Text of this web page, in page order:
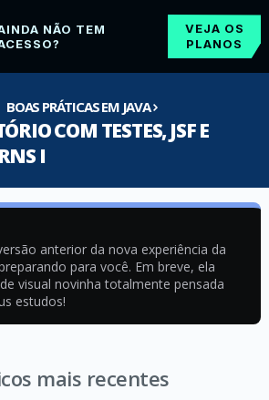
NÃO TEM
VEJA OS
PLANOS
BOAS PRÁTICAS EM JAVA
COM TESTES, JSF E
I
anterior da nova experiência da
para você. Em breve, ela
visual novinha totalmente pensada
estudos!
mais recentes